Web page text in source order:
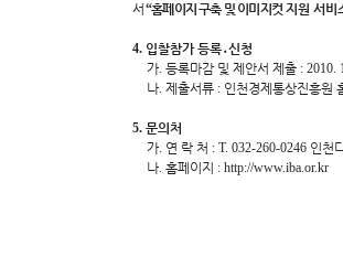
서 “홈페이지 구축 및 이미지컷 지원 서비
4. 입찰참가 등록․신청
가. 등록마감 및 제안서 제출 : 2010.
나. 제출서류 : 인천경제통상진흥원
5. 문의처
가. 연 락 처 : T. 032-260-0246 인천
나. 홈페이지 : http://www.iba.or.kr